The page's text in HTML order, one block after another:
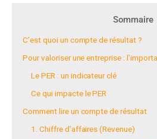
Sommaire
C’est quoi un compte de résultat ?
Pour valoriser une entreprise :
Le PER : un indicateur clé
Ce qui impacte le PER
Comment lire un compte de résultat
1. Chiffre d’affaires (Revenue)